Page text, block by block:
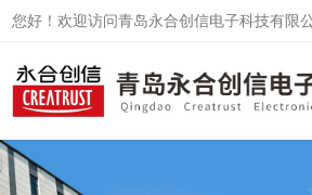
您好！欢迎访问青岛永合创信电子科技有限